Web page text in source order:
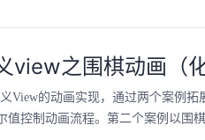
view之围棋动画（化
View的动画实现，通过两个案例
值控制动画流程。第二个案例以围